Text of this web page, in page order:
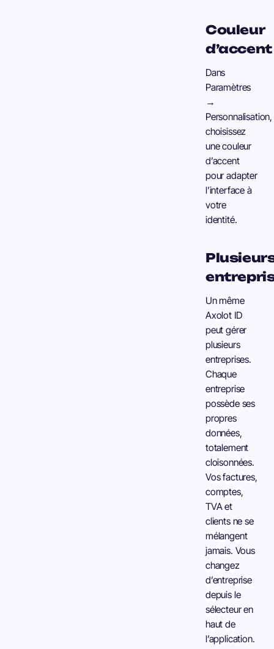
Couleur
d’accent
Dans
Paramètres
→
Personnalisation,
choisissez
une couleur
d’accent
pour adapter
l’interface à
votre
identité.
Un même
Axolot ID
peut gérer
plusieurs
entreprises.
Chaque
entreprise
possède ses
propres
données,
totalement
cloisonnées.
Vos factures,
comptes,
TVA et
clients ne se
mélangent
jamais. Vous
changez
d’entreprise
depuis le
sélecteur en
haut de
l’application.